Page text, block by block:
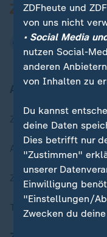
Zuletzt veröffentlicht
Aktuelle Sendungs-
ZDFheute Stories
Themen im Überblick
ZDFheute und
von uns nicht
• Social Media
nutzen Social-
anderen
von Inhalten zu
Du kannst
deine Daten
Dies betrifft nur
"Zustimmen"
unserer
Einwilligung
"Einstellungen/
Zwecken du